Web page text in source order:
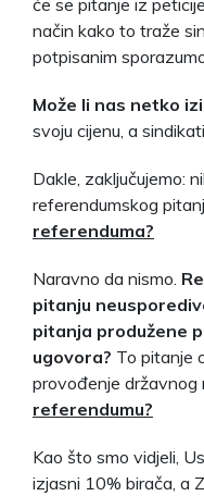
način kako to traže
potpisanim
Može li nas netko
svoju cijenu, a
Dakle, zaključujemo:
referendumskog
referenduma?
Naravno da nismo.
pitanju
pitanja produžene
ugovora? To pitanje
provođenje državnog
referendumu?
Kao što smo vidjeli,
izjasni 10% birača, a